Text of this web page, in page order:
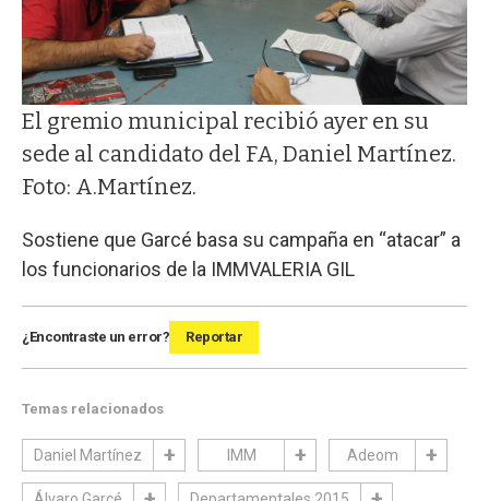
El gremio municipal recibió ayer en su
sede al candidato del FA, Daniel Martínez.
Foto: A.Martínez.
Sostiene que Garcé basa su campaña en “atacar” a
los funcionarios de la IMMVALERIA GIL
¿Encontraste un error? Reportar
Temas relacionados
Daniel Martínez IMM Adeom